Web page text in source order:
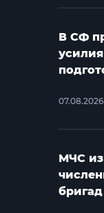
В СФ
07.08.2026
МЧС